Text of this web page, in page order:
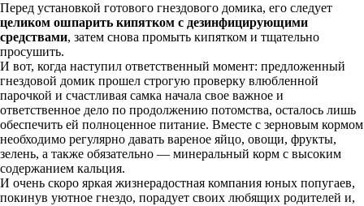
Перед установкой готового гнездового домика, его следует
целиком ошпарить кипятком с дезинфицирующими
средствами, затем снова промыть кипятком и тщательно
просушить.
И вот, когда наступил ответственный момент: предложенный
гнездовой домик прошел строгую проверку влюбленной
парочкой и счастливая самка начала свое важное и
ответственное дело по продолжению потомства, осталось лишь
обеспечить ей полноценное питание. Вместе с зерновым кормом
необходимо регулярно давать вареное яйцо, овощи, фрукты,
зелень, а также обязательно — минеральный корм с высоким
содержанием кальция.
И очень скоро яркая жизнерадостная компания юных попугаев,
покинув уютное гнездо, порадует своих любящих родителей и,